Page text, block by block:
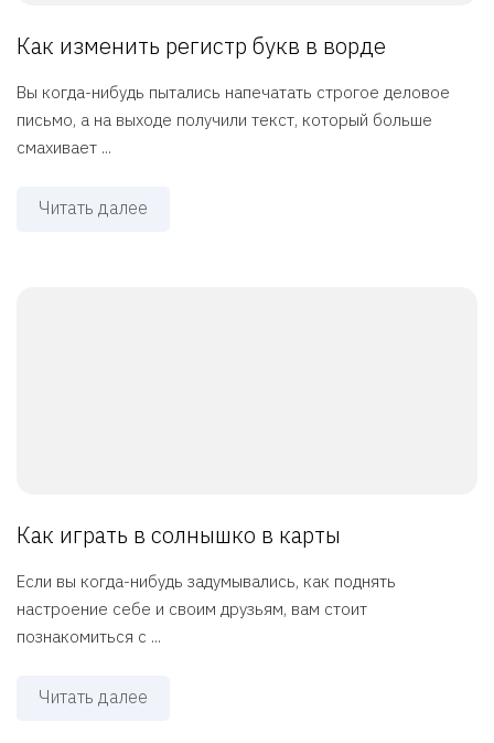
Как изменить регистр букв в ворде
Вы когда-нибудь пытались напечатать строгое деловое
письмо, а на выходе получили текст, который больше
смахивает ...
Читать далее
Как играть в солнышко в карты
Если вы когда-нибудь задумывались, как поднять
настроение себе и своим друзьям, вам стоит
познакомиться с ...
Читать далее